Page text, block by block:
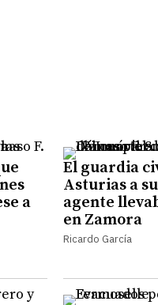
a
El guardia
Asturias a
agente
en Zamora
Ricardo García